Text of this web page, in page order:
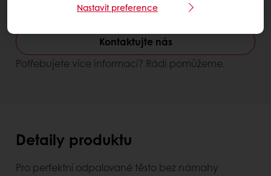
Lepší stabilita a snadnější zpracování
Tegral Clara Super
Kontaktujte nás
Potřebujete více informací? Rádi pomůžeme.
Detaily produktu
Pro perfektní odpalované těsto bez námahy
Nastavit preference